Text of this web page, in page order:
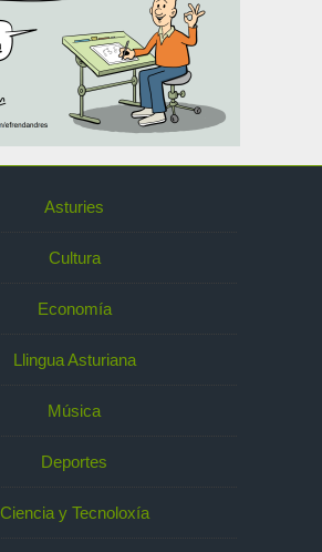
Asturies
Cultura
Economía
Llingua Asturiana
Música
Deportes
Ciencia y Tecnoloxía